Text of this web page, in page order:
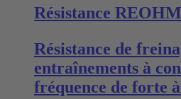
Résistance
Résistance de
entraînements à
fréquence de forte